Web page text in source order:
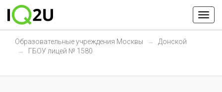
Образовательные учреждения Москвы
Донской
ГБОУ лицей № 1580